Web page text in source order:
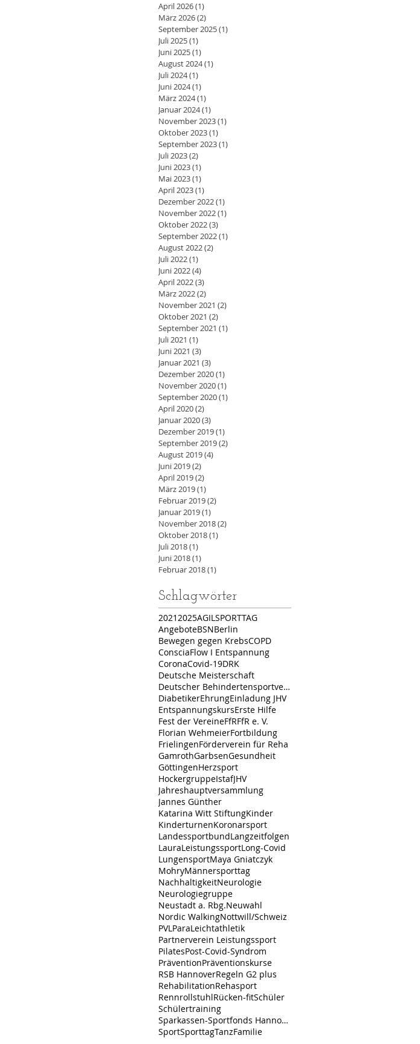
April 2026(1)
März 2026(2)
September 2025(1)
Juli 2025(1)
Juni 2025(1)
August 2024(1)
Juli 2024(1)
Juni 2024(1)
März 2024(1)
Januar 2024(1)
November 2023(1)
Oktober 2023(1)
September 2023(1)
Juli 2023(2)
Juni 2023(1)
Mai 2023(1)
April 2023(1)
Dezember 2022(1)
November 2022(1)
Oktober 2022(3)
September 2022(1)
August 2022(2)
Juli 2022(1)
Juni 2022(4)
April 2022(3)
März 2022(2)
November 2021 (2)
Oktober 2021 (2)
September 2021 (1)
Juli 2021 (1)
Juni 2021 (3)
Januar 2021 (3)
Dezember 2020(1)
November 2020(1)
September 2020(1)
April 2020(2)
Januar 2020(3)
Dezember 2019(1)
September 2019(2)
August 2019(4)
Juni 2019(2)
April 2019(2)
März 2019(1)
Februar 2019(2)
Januar 2019(1)
November 2018(2)
Oktober 2018(1)
Juli 2018(1)
Juni 2018(1)
Februar 2018(1)
Schlagwörter
20212025AGILSPORTTAG
AngeboteBSNBerlin
Bewegen gegen KrebsCOPD
ConsciaFlow I Entspannung
CoronaCovid-19DRK
Deutsche Meisterschaft
Deutscher Behindertensportverband
DiabetikerEhrungEinladung JHV
EntspannungskursErste Hilfe
Fest der VereineFfRFfR e. V.
Florian WehmeierFortbildung
FrielingenFörderverein für Reha
GamrothGarbsenGesundheit
GöttingenHerzsport
HockergruppeIstafJHV
Jahreshauptversammlung
Jannes Günther
Katarina Witt StiftungKinder
KinderturnenKoronarsport
LandessportbundLangzeitfolgen
LauraLeistungssportLong-Covid
LungensportMaya Gniatczyk
MohryMännersporttag
NachhaltigkeitNeurologie
Neurologiegruppe
Neustadt a. Rbg.Neuwahl
Nordic WalkingNottwill/Schweiz
PVLParaLeichtathletik
Partnerverein Leistungssport
PilatesPost-Covid-Syndrom
PräventionPräventionskurse
RSB HannoverRegeln G2 plus
RehabilitationRehasport
RennrollstuhlRücken-fitSchüler
Schülertraining
Sparkassen-Sportfonds Hannover
SportSporttagTanzFamilie